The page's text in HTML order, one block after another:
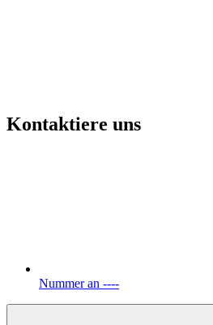
Kontaktiere uns
Nummer an ----